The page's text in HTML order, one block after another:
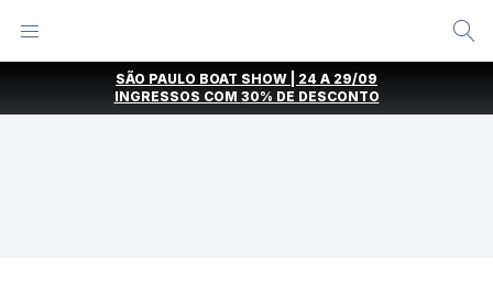
SÃO PAULO BOAT SHOW | 24 A 29/09
INGRESSOS COM 30% DE DESCONTO